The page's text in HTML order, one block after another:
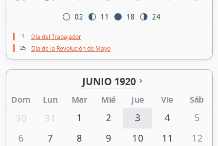
02 11 18 24
1 Día del Trabajador
25 Día de la Revolución de Mayo
JUNIO 1920
Dom Lun Mar Mié Jue Vie Sáb
30 31 1 2 3 4
5
6
7 8 9 10 11
12